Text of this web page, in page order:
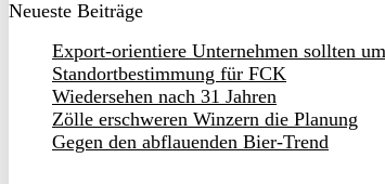
Neueste Beiträge
Export-orientiere Unternehmen sollten
Standortbestimmung für FCK
Wiedersehen nach 31 Jahren
Zölle erschweren Winzern die Planung
Gegen den abflauenden Bier-Trend